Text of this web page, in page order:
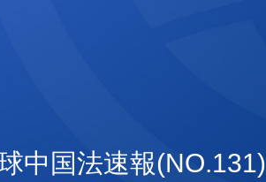
中国法速報(NO.131)